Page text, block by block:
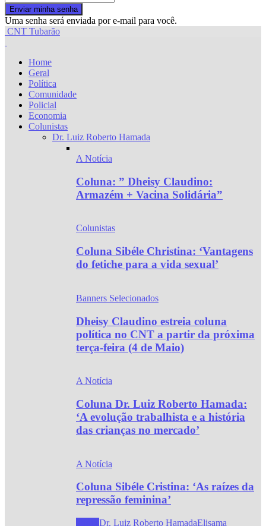
Uma senha será enviada por e-mail para você.
CNT Tubarão
Home
Geral
Política
Comunidade
Policial
Economia
Colunistas
Dr. Luiz Roberto Hamada
A Notícia
Coluna: ” Dheisy Claudino:
Armazém + Vacina Solidária”
Colunistas
Coluna Sibéle Christina: ‘Vantagens
do fetiche para a vida sexual’
Banners Selecionados
Dheisy Claudino estreia coluna
política no CNT a partir da próxima
terça-feira (4 de Maio)
A Notícia
Coluna Dr. Luiz Roberto Hamada:
‘A evolução trabalhista e a história
das crianças no mercado’
A Notícia
Coluna Sibéle Cristina: ‘As raízes da
repressão feminina’
Dr. Luiz Roberto HamadaElisama